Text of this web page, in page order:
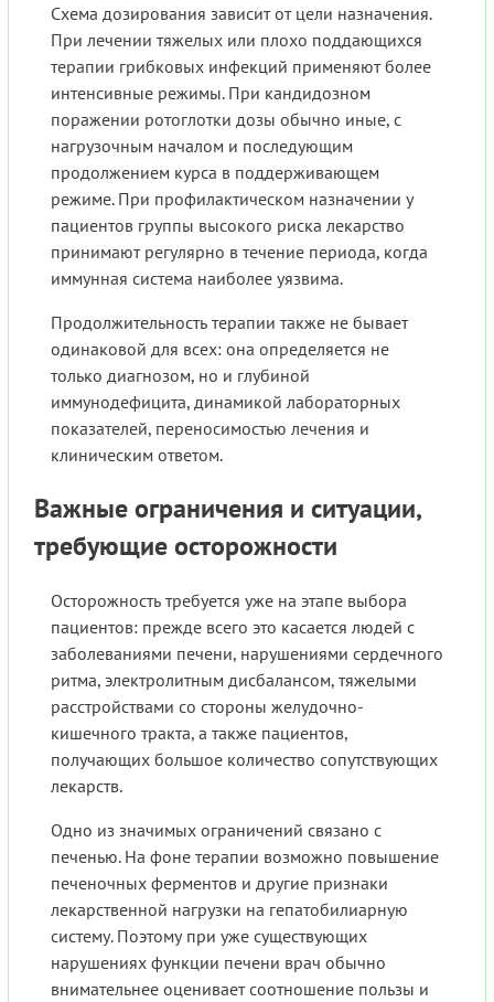
Схема дозирования зависит от цели назначения.
При лечении тяжелых или плохо поддающихся
терапии грибковых инфекций применяют более
интенсивные режимы. При кандидозном
поражении ротоглотки дозы обычно иные, с
нагрузочным началом и последующим
продолжением курса в поддерживающем
режиме. При профилактическом назначении у
пациентов группы высокого риска лекарство
принимают регулярно в течение периода, когда
иммунная система наиболее уязвима.
Продолжительность терапии также не бывает
одинаковой для всех: она определяется не
только диагнозом, но и глубиной
иммунодефицита, динамикой лабораторных
показателей, переносимостью лечения и
клиническим ответом.
Важные ограничения и ситуации,
требующие осторожности
Осторожность требуется уже на этапе выбора
пациентов: прежде всего это касается людей с
заболеваниями печени, нарушениями сердечного
ритма, электролитным дисбалансом, тяжелыми
расстройствами со стороны желудочно-
кишечного тракта, а также пациентов,
получающих большое количество сопутствующих
лекарств.
Одно из значимых ограничений связано с
печенью. На фоне терапии возможно повышение
печеночных ферментов и другие признаки
лекарственной нагрузки на гепатобилиарную
систему. Поэтому при уже существующих
нарушениях функции печени врач обычно
внимательнее оценивает соотношение пользы и